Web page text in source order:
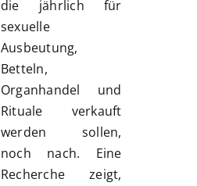
die jährlich für
sexuelle
Ausbeutung,
Betteln,
Organhandel und
Rituale verkauft
werden sollen,
noch nach. Eine
Recherche zeigt,